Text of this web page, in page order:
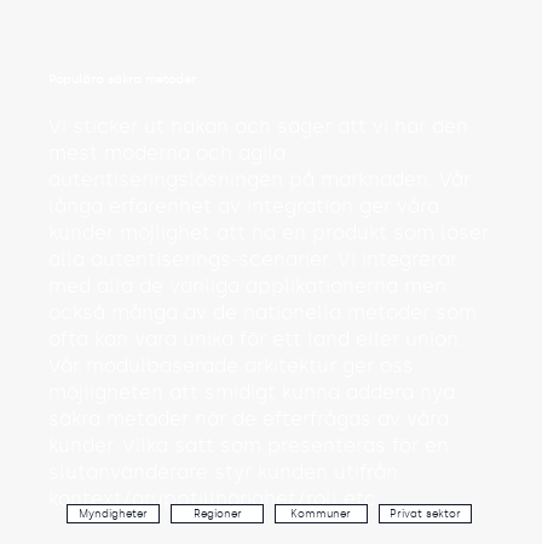
kontext/grupptillhörighet/roll etc.
Myndigheter Regioner Kommuner Privat sektor